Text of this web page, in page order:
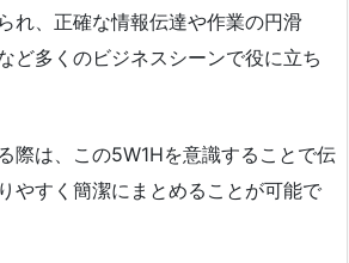
れ、正確な情報伝達や作業の円滑
ど多くのビジネスシーンで役に立ち
際は、この5W1Hを意識することで伝
やすく簡潔にまとめることが可能で